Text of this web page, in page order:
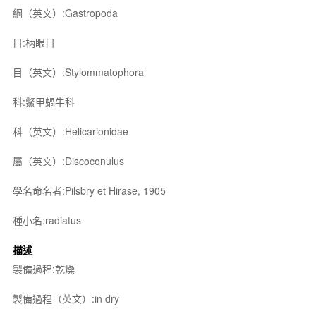
綱（英文）:Gastropoda
目:柄眼目
目（英文）:Stylommatophora
科:鱉甲蝸牛科
科（英文）:Helicarionidae
屬（英文）:Discoconulus
學名命名者:Pilsbry et Hirase, 1905
種小名:radiatus
描述
製備過程:乾燥
製備過程（英文）:in dry